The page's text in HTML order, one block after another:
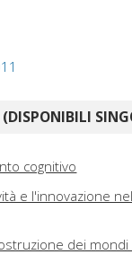
cognitivo
e l'innovazione
dei